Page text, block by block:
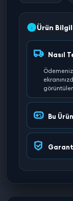
Ürün
Nasıl
Bu